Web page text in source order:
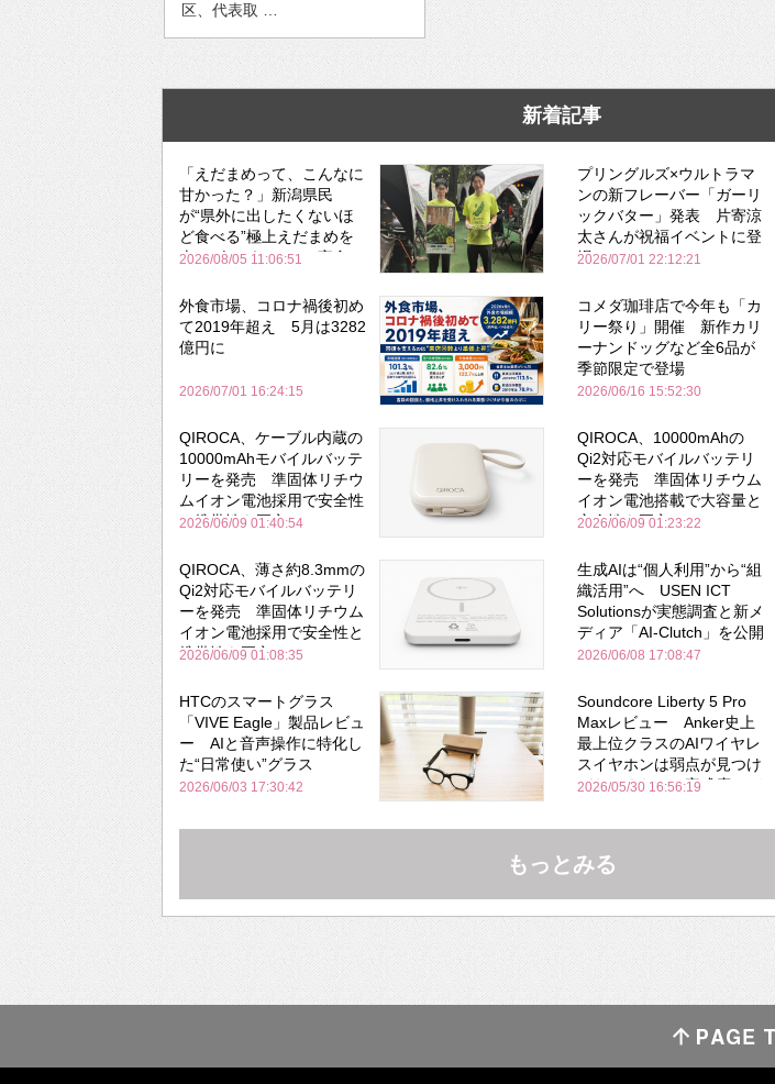
区、代表取 …
新着記事
「えだまめって、こんなに
甘かった？」新潟県民
が“県外に出したくないほ
ど食べる”極上えだまめを
森のビアガーデンで実食
2026/08/05 11:06:51
プリングルズ×ウルトラマ
ンの新フレーバー「ガーリ
ックバター」発表 片寄涼
太さんが祝福イベントに登
場
2026/07/01 22:12:21
外食市場、コロナ禍後初め
て2019年超え 5月は3282
億円に
2026/07/01 16:24:15
コメダ珈琲店で今年も「カ
リー祭り」開催 新作カリ
ーナンドッグなど全6品が
季節限定で登場
2026/06/16 15:52:30
QIROCA、ケーブル内蔵の
10000mAhモバイルバッテ
リーを発売 準固体リチウ
ムイオン電池採用で安全性
と携帯性を両立
2026/06/09 01:40:54
QIROCA、10000mAhの
Qi2対応モバイルバッテリ
ーを発売 準固体リチウム
イオン電池搭載で大容量と
安全性を両立
2026/06/09 01:23:22
QIROCA、薄さ約8.3mmの
Qi2対応モバイルバッテリ
ーを発売 準固体リチウム
イオン電池採用で安全性と
携帯性を両立
2026/06/09 01:08:35
生成AIは“個人利用”から“組
織活用”へ USEN ICT
Solutionsが実態調査と新メ
ディア「AI-Clutch」を公開
2026/06/08 17:08:47
HTCのスマートグラス
「VIVE Eagle」製品レビュ
ー AIと音声操作に特化し
た“日常使い”グラス
2026/06/03 17:30:42
Soundcore Liberty 5 Pro
Maxレビュー Anker史上
最上位クラスのAIワイヤレ
スイヤホンは弱点が見つけ
づらいくらいの完成度にび
Bose並み
2026/05/30 16:56:19
もっとみる